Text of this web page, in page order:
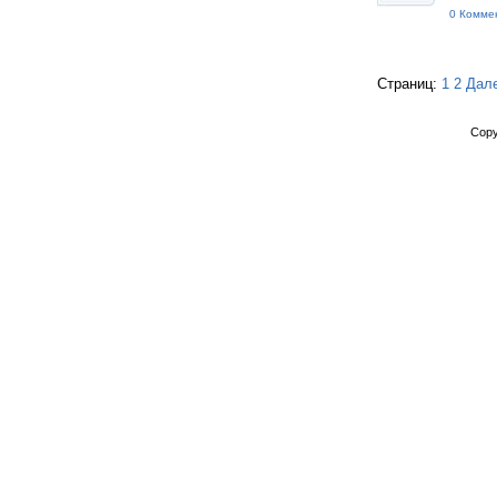
0
Страниц: 1 2